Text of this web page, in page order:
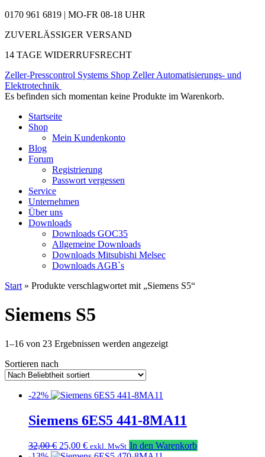
0170 961 6819 | MO-FR 08-18 UHR
ZUVERLÄSSIGER VERSAND
14 TAGE WIDERRUFSRECHT
Zeller-Presscontrol Systems Shop Zeller Automatisierungs- und
Elektrotechnik
Es befinden sich momentan keine Produkte im Warenkorb.
Startseite
Shop
Mein Kundenkonto
Blog
Forum
Registrierung
Passwort vergessen
Service
Unternehmen
Über uns
Downloads
Downloads GOC35
Allgemeine Downloads
Downloads Mitsubishi Melsec
Downloads AGB`s
Start » Produkte verschlagwortet mit „Siemens S5“
Siemens S5
1–16 von 23 Ergebnissen werden angezeigtNach
Sortieren nach
-22%
Siemens 6ES5 441-8MA11
32,00€ Ursprünglicher
25,00 €Aktueller
exkl. MwSt In den Warenkorb